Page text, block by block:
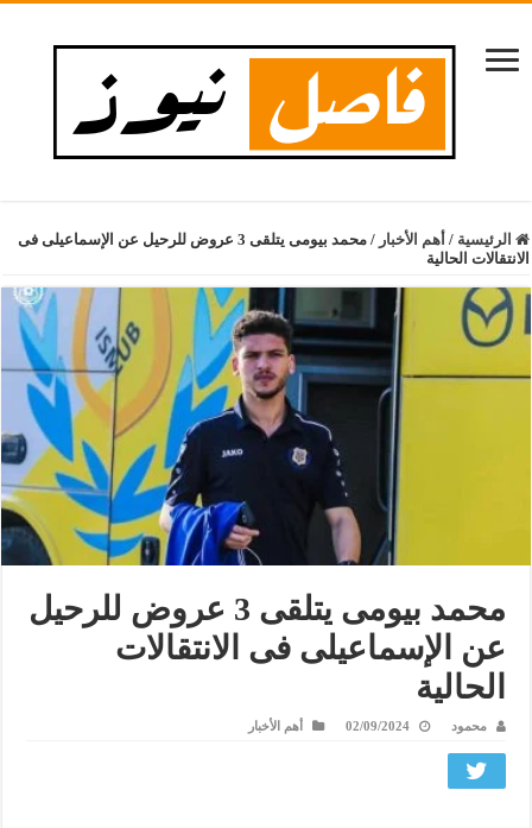
الرئيسية / أهم الأخبار /
محمد بيومى يتلقى 3 عروض للرحيل عن الإسماعيلى فى
الانتقالات الحالية
محمد بيومى يتلقى 3 عروض للرحيل
عن الإسماعيلى فى الانتقالات
الحالية
محمود 02/09/2024 أهم الأخبار